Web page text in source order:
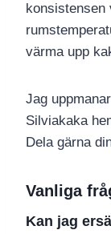
konsistensen
värma upp
Jag
Silviakaka
Dela gärna
Vanliga
Kan jag